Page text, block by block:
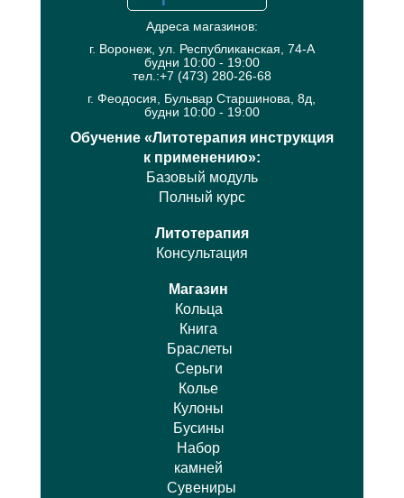
Адреса магазинов:
г. Воронеж, ул. Республиканская, 74-А
будни 10:00 - 19:00
тел.:+7 (473) 280-26-68
г. Феодосия, Бульвар Старшинова, 8д,
будни 10:00 - 19:00
Обучение «Литотерапия инструкция
к применению»:
Базовый модуль
Полный курс
Литотерапия
Консультация
Магазин
Кольца
Книга
Браслеты
Серьги
Колье
Кулоны
Бусины
Набор
камней
Сувениры